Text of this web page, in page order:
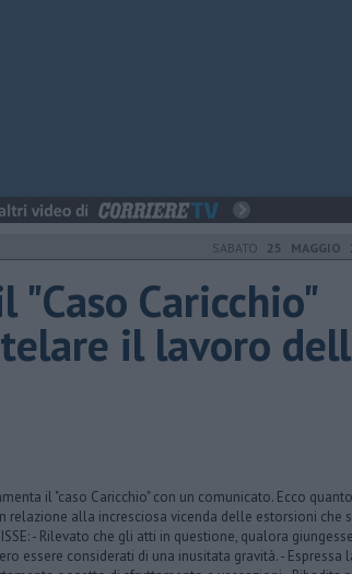
SABATO 25 MAGGIO
"Caso Caricchio"
il lavoro
il "caso Caricchio" con un comunicato. Ecco
relazione alla incresciosa vicenda delle estorsioni che
- Rilevato che gli atti in questione, qualora
essere considerati di una inusitata gravità. - Espressa